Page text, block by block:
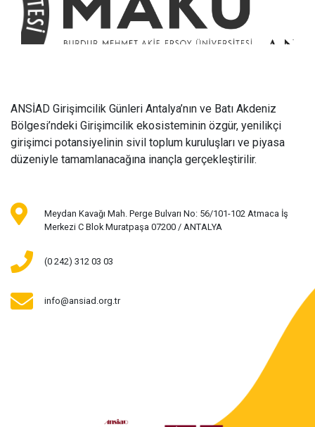
ANSİAD Girişimcilik Günleri Antalya’nın ve Batı Akdeniz
Bölgesi’ndeki Girişimcilik ekosisteminin özgür, yenilikçi
girişimci potansiyelinin sivil toplum kuruluşları ve piyasa
düzeniyle tamamlanacağına inançla gerçekleştirilir.
Meydan Kavağı Mah. Perge Bulvarı No: 56/101-102 Atmaca İş
Merkezi C Blok Muratpaşa 07200 / ANTALYA
(0 242) 312 03 03
info@ansiad.org.tr